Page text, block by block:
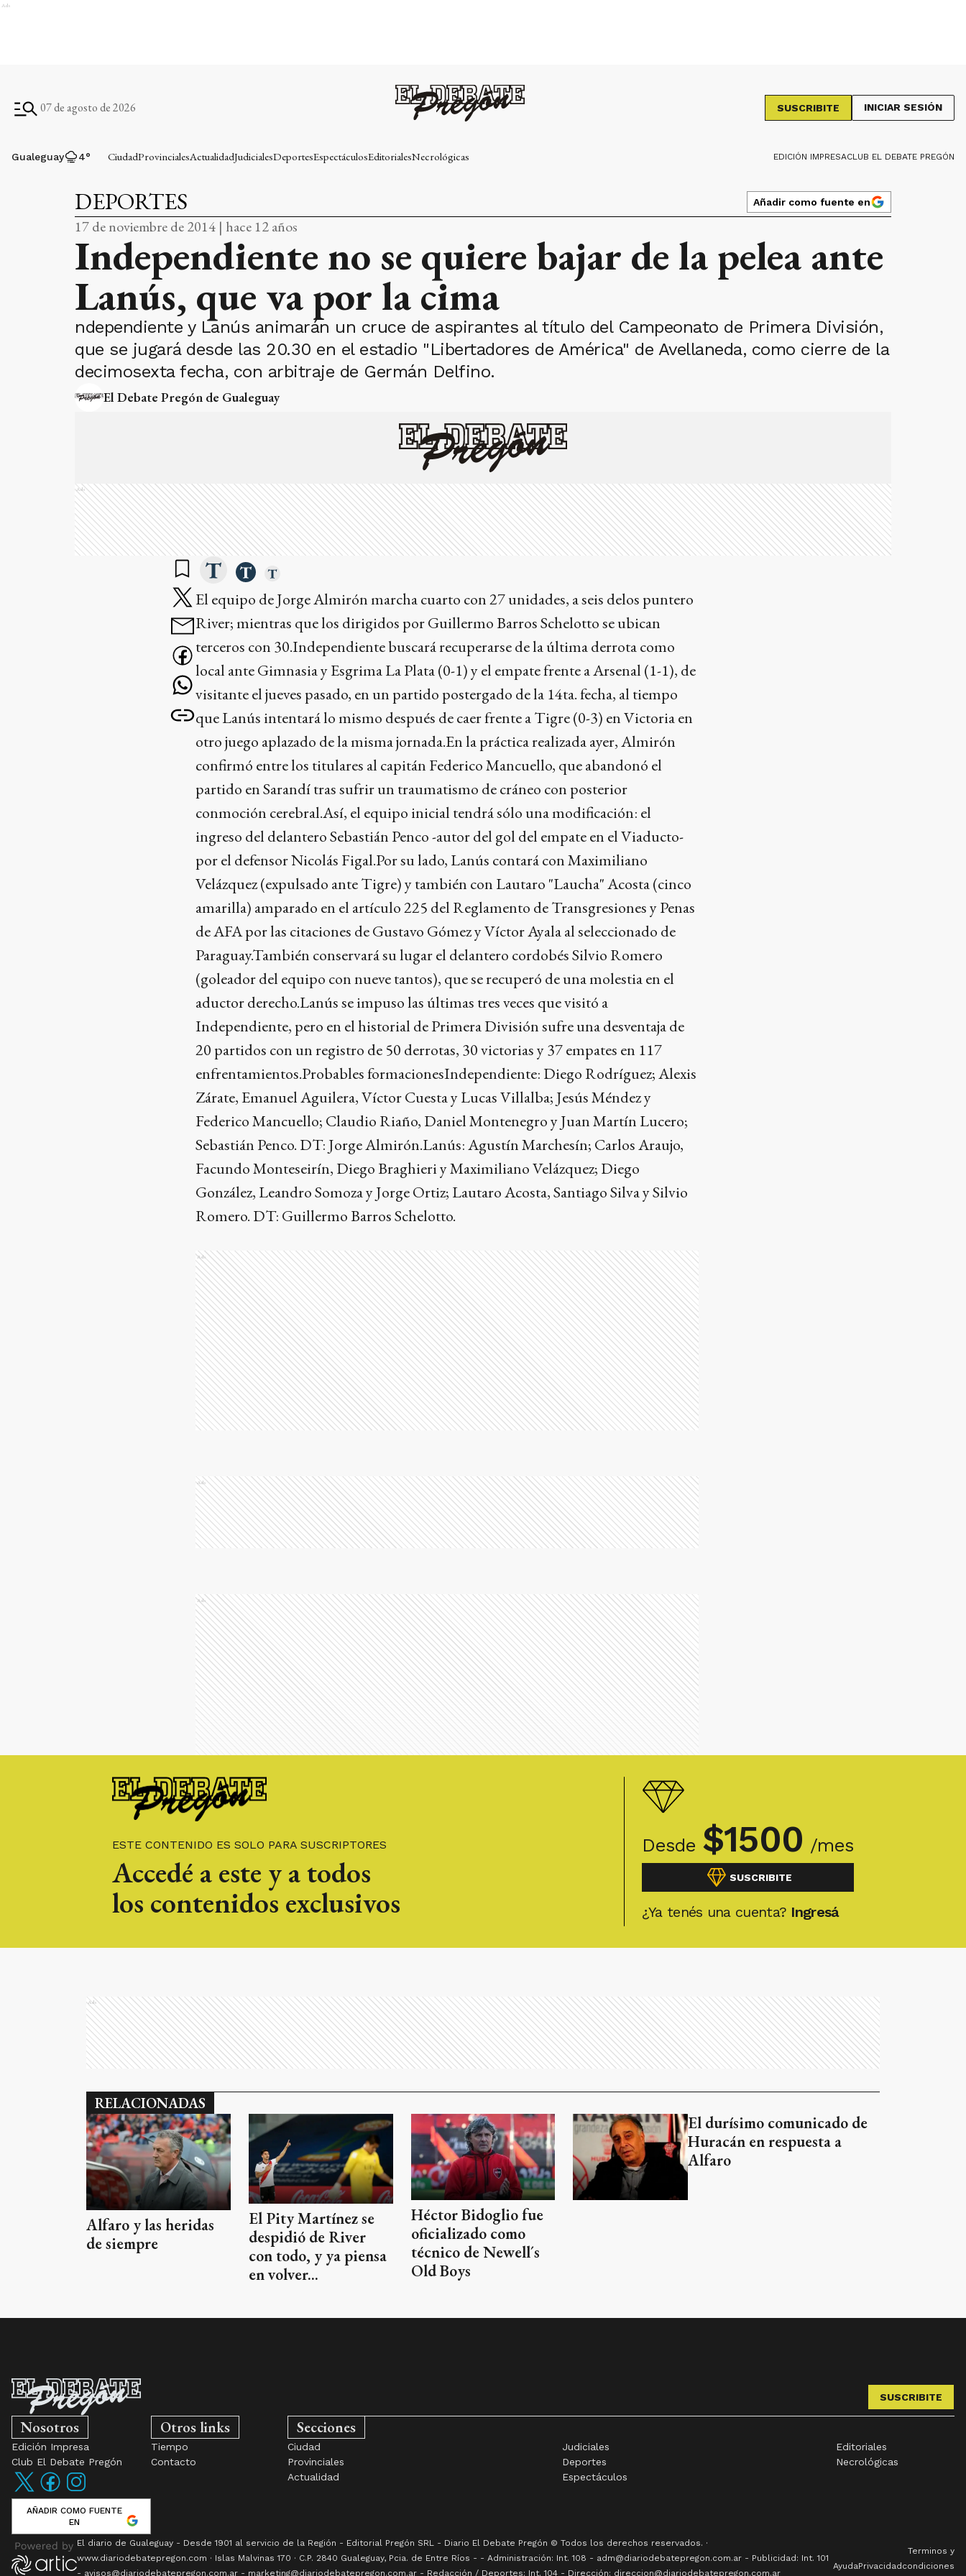
Ads
07 de agosto de 2026 SUSCRIBITE INICIAR SESIÓN
Gualeguay 4° CiudadProvincialesActualidadJudicialesDeportesEspectáculosEditorialesNecrológicas EDICIÓN IMPRESACLUB EL DEBATE PREGÓN
DEPORTES Añadir como fuente en
17 de noviembre de 2014 | hace 12 años
Independiente no se quiere bajar de la pelea ante
Lanús, que va por la cima
ndependiente y Lanús animarán un cruce de aspirantes al título del Campeonato de Primera División,
que se jugará desde las 20.30 en el estadio "Libertadores de América" de Avellaneda, como cierre de la
decimosexta fecha, con arbitraje de Germán Delfino.
El Debate Pregón de Gualeguay
Ads
ESTE CONTENIDO ES SOLO PARA SUSCRIPTORES
Accedé a este y a todos
los contenidos exclusivos
Desde $1500 /mes
SUSCRIBITE
¿Ya tenés una cuenta? Ingresá
El equipo de Jorge Almirón marcha cuarto con 27 unidades, a seis delos puntero
River; mientras que los dirigidos por Guillermo Barros Schelotto se ubican
terceros con 30.Independiente buscará recuperarse de la última derrota como
local ante Gimnasia y Esgrima La Plata (0-1) y el empate frente a Arsenal (1-1), de
visitante el jueves pasado, en un partido postergado de la 14ta. fecha, al tiempo
que Lanús intentará lo mismo después de caer frente a Tigre (0-3) en Victoria en
otro juego aplazado de la misma jornada.En la práctica realizada ayer, Almirón
confirmó entre los titulares al capitán Federico Mancuello, que abandonó el
partido en Sarandí tras sufrir un traumatismo de cráneo con posterior
conmoción cerebral.Así, el equipo inicial tendrá sólo una modificación: el
ingreso del delantero Sebastián Penco -autor del gol del empate en el Viaducto-
por el defensor Nicolás Figal.Por su lado, Lanús contará con Maximiliano
Velázquez (expulsado ante Tigre) y también con Lautaro "Laucha" Acosta (cinco
amarilla) amparado en el artículo 225 del Reglamento de Transgresiones y Penas
de AFA por las citaciones de Gustavo Gómez y Víctor Ayala al seleccionado de
Paraguay.También conservará su lugar el delantero cordobés Silvio Romero
(goleador del equipo con nueve tantos), que se recuperó de una molestia en el
aductor derecho.Lanús se impuso las últimas tres veces que visitó a
Independiente, pero en el historial de Primera División sufre una desventaja de
20 partidos con un registro de 50 derrotas, 30 victorias y 37 empates en 117
enfrentamientos.Probables formacionesIndependiente: Diego Rodríguez; Alexis
Zárate, Emanuel Aguilera, Víctor Cuesta y Lucas Villalba; Jesús Méndez y
Federico Mancuello; Claudio Riaño, Daniel Montenegro y Juan Martín Lucero;
Sebastián Penco. DT: Jorge Almirón.Lanús: Agustín Marchesín; Carlos Araujo,
Facundo Monteseirín, Diego Braghieri y Maximiliano Velázquez; Diego
González, Leandro Somoza y Jorge Ortiz; Lautaro Acosta, Santiago Silva y Silvio
Romero. DT: Guillermo Barros Schelotto.
Ads
Ads
Ads
Ads
RELACIONADAS
Alfaro y las heridas
de siempre
El Pity Martínez se
despidió de River
con todo, y ya piensa
en volver...
Héctor Bidoglio fue
oficializado como
técnico de Newell´s
Old Boys
El durísimo comunicado de
Huracán en respuesta a
Alfaro
SUSCRIBITE
Nosotros
Edición Impresa
Club El Debate Pregón
AÑADIR COMO FUENTE
EN
Otros links
Tiempo
Contacto
Secciones
Ciudad
Provinciales
Actualidad
Judiciales
Deportes
Espectáculos
Editoriales
Necrológicas
El diario de Gualeguay - Desde 1901 al servicio de la Región - Editorial Pregón SRL - Diario El Debate Pregón © Todos los derechos reservados. ·
www.diariodebatepregon.com · Islas Malvinas 170 · C.P. 2840 Gualeguay, Pcia. de Entre Ríos - - Administración: Int. 108 - adm@diariodebatepregon.com.ar - Publicidad: Int. 101
- avisos@diariodebatepregon.com.ar - marketing@diariodebatepregon.com.ar - Redacción / Deportes: Int. 104 - Dirección: direccion@diariodebatepregon.com.ar
AyudaPrivacidad
Terminos y
condiciones